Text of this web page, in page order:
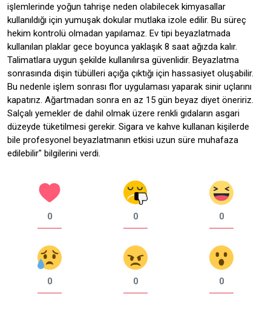
işlemlerinde yoğun tahrişe neden olabilecek kimyasallar
kullanıldığı için yumuşak dokular mutlaka izole edilir. Bu süreç
hekim kontrolü olmadan yapılamaz. Ev tipi beyazlatmada
kullanılan plaklar gece boyunca yaklaşık 8 saat ağızda kalır.
Talimatlara uygun şekilde kullanılırsa güvenlidir. Beyazlatma
sonrasında dişin tübülleri açığa çıktığı için hassasiyet oluşabilir.
Bu nedenle işlem sonrası flor uygulaması yaparak sinir uçlarını
kapatırız. Ağartmadan sonra en az 15 gün beyaz diyet öneririz.
Salçalı yemekler de dahil olmak üzere renkli gıdaların asgari
düzeyde tüketilmesi gerekir. Sigara ve kahve kullanan kişilerde
bile profesyonel beyazlatmanın etkisi uzun süre muhafaza
edilebilir" bilgilerini verdi.
0 0 0
0 0 0